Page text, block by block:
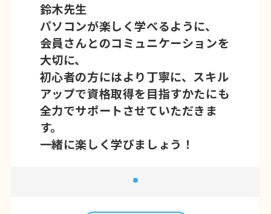
鈴木先生
パソコンが楽しく学べるように、
会員さんとのコミュニケーションを
大切に、
初心者の方にはより丁寧に、スキル
アップで資格取得を目指すかたにも
全力でサポートさせていただきま
す。
一緒に楽しく学びましょう！